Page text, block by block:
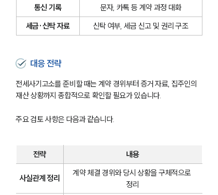
통신 기록
문자, 카톡 등 계약 과정 대화
세금·신탁 자료
신탁 여부, 세금 신고 및 권리 구조
대응 전략
전세사기고소를 준비할 때는 계약 경위부터 증거 자료, 집주인의
재산 상황까지 종합적으로 확인할 필요가 있습니다.
주요 검토 사항은 다음과 같습니다.
전략 내용
사실관계 정리
계약 체결 경위와 당시 상황을 구체적으로
정리